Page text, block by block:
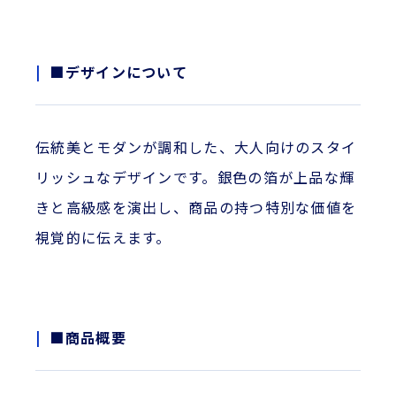
■デザインについて
伝統美とモダンが調和した、大人向けのスタイ
リッシュなデザインです。銀色の箔が上品な輝
きと高級感を演出し、商品の持つ特別な価値を
視覚的に伝えます。
■商品概要